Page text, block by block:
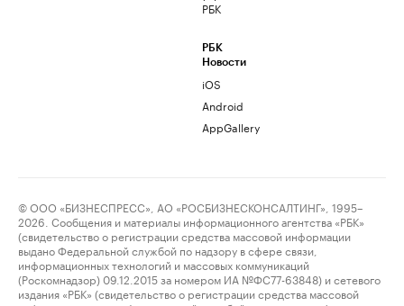
РБК
РБК
Новости
iOS
Android
AppGallery
© ООО «БИЗНЕСПРЕСС», АО «РОСБИЗНЕСКОНСАЛТИНГ», 1995–
2026. Сообщения и материалы информационного агентства «РБК»
(свидетельство о регистрации средства массовой информации
выдано Федеральной службой по надзору в сфере связи,
информационных технологий и массовых коммуникаций
(Роскомнадзор) 09.12.2015 за номером ИА №ФС77-63848) и сетевого
издания «РБК» (свидетельство о регистрации средства массовой